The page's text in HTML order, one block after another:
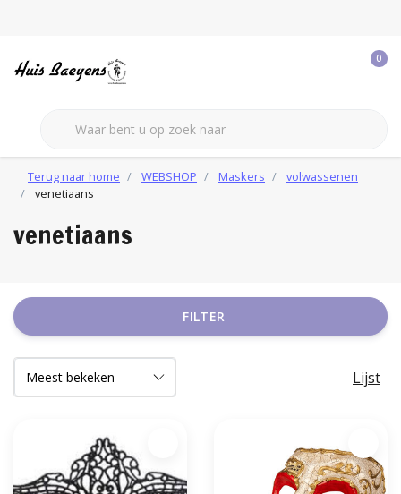
0
Terug naar home WEBSHOP Maskers
volwassenen
venetiaans
venetiaans
FILTER
Lijst